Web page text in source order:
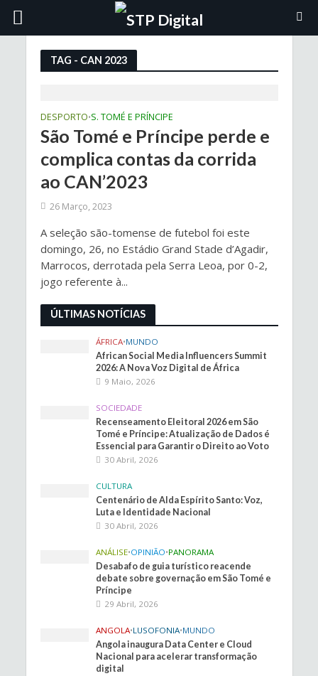
TAG - CAN 2023
DESPORTO•S. TOMÉ E PRÍNCIPE
São Tomé e Príncipe perde e
complica contas da corrida
ao CAN’2023
26 Março, 2023
A seleção são-tomense de futebol foi este
domingo, 26, no Estádio Grand Stade d’Agadir,
Marrocos, derrotada pela Serra Leoa, por 0-2,
jogo referente à...
ÚLTIMAS NOTÍCIAS
ÁFRICA•MUNDO
African Social Media Influencers Summit
2026: A Nova Voz Digital de África
9 Maio, 2026
SOCIEDADE
Recenseamento Eleitoral 2026 em São
Tomé e Príncipe: Atualização de Dados é
Essencial para Garantir o Direito ao Voto
30 Abril, 2026
CULTURA
Centenário de Alda Espírito Santo: Voz,
Luta e Identidade Nacional
30 Abril, 2026
ANÁLISE•OPINIÃO•PANORAMA
Desabafo de guia turístico reacende
debate sobre governação em São Tomé e
Príncipe
29 Abril, 2026
ANGOLA•LUSOFONIA•MUNDO
Angola inaugura Data Center e Cloud
Nacional para acelerar transformação
digital